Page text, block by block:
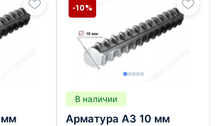
мм
В наличии
Арматура А3 10 мм
-10%